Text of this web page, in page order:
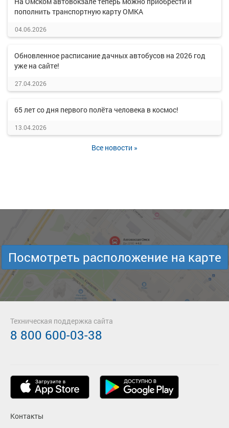
пополнить транспортную карту ОМКА
04.06.2026
Обновленное расписание дачных автобусов на 2026 год
уже на сайте!
27.04.2026
65 лет со дня первого полёта человека в космос!
13.04.2026
Все новости »
Посмотреть расположение на карте
Контакты
Техническая поддержка сайта
8 800 600-03-38